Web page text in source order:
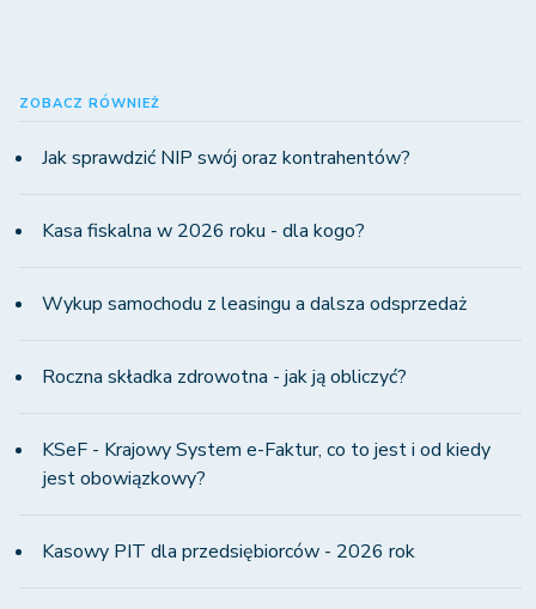
ZOBACZ RÓWNIEŻ
Jak sprawdzić NIP swój oraz kontrahentów?
Kasa fiskalna w 2026 roku - dla kogo?
Wykup samochodu z leasingu a dalsza odsprzedaż
Roczna składka zdrowotna - jak ją obliczyć?
KSeF - Krajowy System e-Faktur, co to jest i od kiedy
jest obowiązkowy?
Kasowy PIT dla przedsiębiorców - 2026 rok